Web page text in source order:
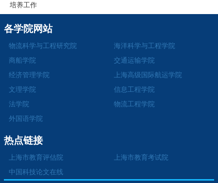
培养工作
各学院网站
物流科学与工程研究院
海洋科学与工程学院
商船学院
交通运输学院
经济管理学院
上海高级国际航运学院
文理学院
信息工程学院
法学院
物流工程学院
外国语学院
热点链接
上海市教育评估院
上海市教育考试院
中国科技论文在线